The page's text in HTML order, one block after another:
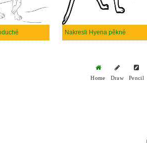
Nakresli Hyena pěkné
Home Draw Pencil